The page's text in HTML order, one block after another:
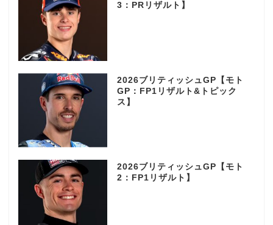
3：PRリザルト】
2026ブリティッシュGP【モト
GP：FP1リザルト&トピック
ス】
2026ブリティッシュGP【モト
2：FP1リザルト】